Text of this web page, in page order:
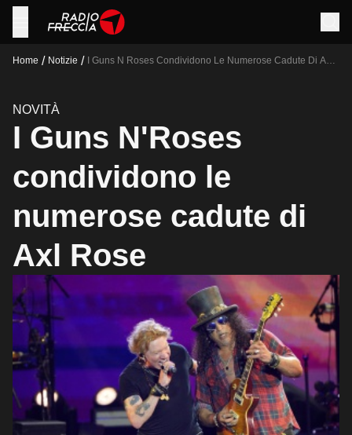
Home / Notizie /
I Guns N Roses Condividono Le Numerose Cadute Di Axl
NOVITÀ
I Guns N'Roses
condividono le
numerose cadute di
Axl Rose